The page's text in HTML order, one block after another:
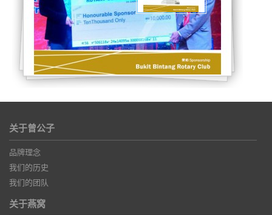
关于曾公子
品牌理念
我们的历史
我们的团队
关于燕窝